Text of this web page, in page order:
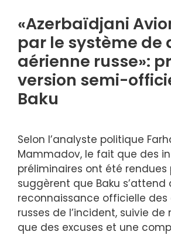
«Azerbaïdjani
par le système de
aérienne russe»:
version semi-
Baku
Selon l’analyste politique
Mammadov, le fait que des
préliminaires ont été rendues
suggèrent que Baku s’attend
reconnaissance officielle des
russes de l’incident, suivie de
que des excuses et une